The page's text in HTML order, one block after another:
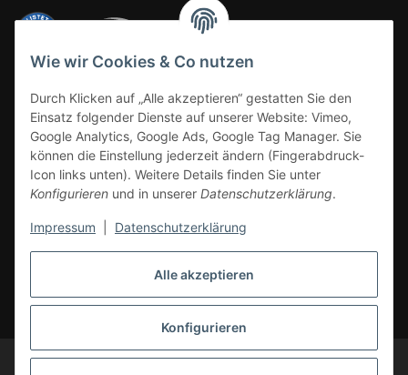
Alle akzeptieren
Konfigurieren
Wie wir Cookies & Co nutzen
Durch Klicken auf „Alle akzeptieren“ gestatten Sie den
Einsatz folgender Dienste auf unserer Website: Vimeo,
Google Analytics, Google Ads, Google Tag Manager. Sie
können die Einstellung jederzeit ändern (Fingerabdruck-
Icon links unten). Weitere Details finden Sie unter
Konfigurieren und in unserer Datenschutzerklärung.
Impressum Datenschutzerklärung
* Alle Preise inkl. gesetzlicher Mwst., zzgl.Versand
DE, gilt nicht für Großgeräte per Spedition). Artikel mit 0% MwSt. (gem. §
© CS-Multimedia GmbH
Änderungen und Irrtümer vorbehalten.